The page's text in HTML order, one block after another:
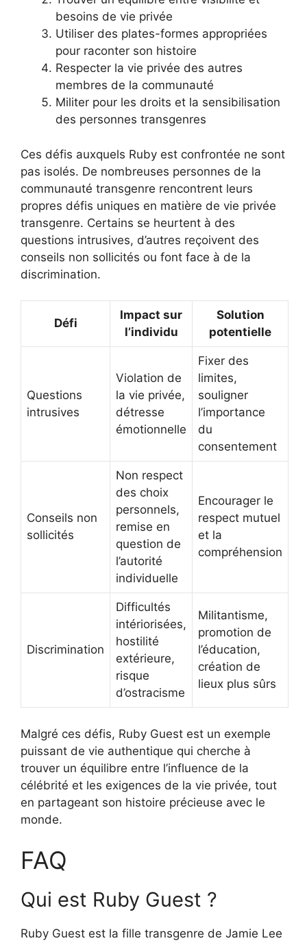
besoins de vie privée
Utiliser des plates-formes appropriées
pour raconter son histoire
Respecter la vie privée des autres
membres de la communauté
Militer pour les droits et la sensibilisation
des personnes transgenres
Ces défis auxquels Ruby est confrontée ne sont
pas isolés. De nombreuses personnes de la
communauté transgenre rencontrent leurs
propres défis uniques en matière de vie privée
transgenre. Certains se heurtent à des
questions intrusives, d’autres reçoivent des
conseils non sollicités ou font face à de la
discrimination.
Défi
Impact sur
l’individu
Solution
potentielle
Questions
intrusives
Violation de
la vie privée,
détresse
émotionnelle
Fixer des
limites,
souligner
l’importance
du
consentement
Conseils non
sollicités
Non respect
des choix
personnels,
remise en
question de
l’autorité
individuelle
Encourager le
respect mutuel
et la
compréhension
Discrimination
Difficultés
intériorisées,
hostilité
extérieure,
risque
d’ostracisme
Militantisme,
promotion de
l’éducation,
création de
lieux plus sûrs
Malgré ces défis, Ruby Guest est un exemple
puissant de vie authentique qui cherche à
trouver un équilibre entre l’influence de la
célébrité et les exigences de la vie privée, tout
en partageant son histoire précieuse avec le
monde.
FAQ
Qui est Ruby Guest ?
Ruby Guest est la fille transgenre de Jamie Lee